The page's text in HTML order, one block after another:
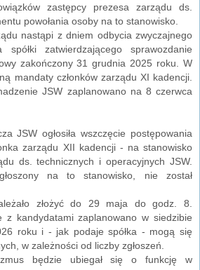
zastępcy prezesa zarządu ds.
powołania osoby na to stanowisko.
nastąpi z dniem odbycia zwyczajnego
spółki zatwierdzającego sprawozdanie
zakończony 31 grudnia 2025 roku. W
mandaty członków zarządu XI kadencji.
JSW zaplanowano na 8 czerwca
JSW ogłosiła wszczęcie postępowania
zarządu XII kadencji - na stanowisko
ds. technicznych i operacyjnych JSW.
na to stanowisko, nie został
złożyć do 29 maja do godz. 8.
z kandydatami zaplanowano w siedzibie
roku i - jak podaje spółka - mogą się
w zależności od liczby zgłoszeń.
będzie ubiegał się o funkcję w